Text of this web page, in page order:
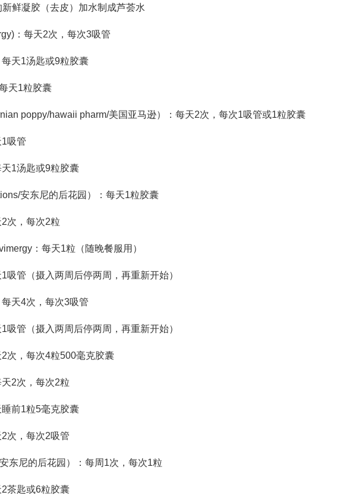
鲜凝胶（去皮）加水制成芦荟水
：每天2次，每次3吸管
天1汤匙或9粒胶囊
天1粒胶囊
poppy/hawaii pharm/美国亚马逊）：每天2次，每次1吸管或1粒胶囊
吸管
1汤匙或9粒胶囊
安东尼的后花园）：每天1粒胶囊
次，每次2粒
：每天1粒（随晚餐服用）
吸管（摄入两周后停两周，再重新开始）
天4次，每次3吸管
吸管（摄入两周后停两周，再重新开始）
次，每次4粒500毫克胶囊
2次，每次2粒
前1粒5毫克胶囊
次，每次2吸管
东尼的后花园）：每周1次，每次1粒
茶匙或6粒胶囊